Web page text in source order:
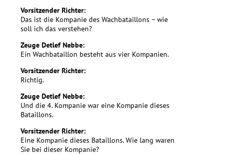
Vorsitzender Richter:
Das ist die Kompanie des Wachbataillons – wie
soll ich das verstehen?
Zeuge Detlef Nebbe:
Ein Wachbataillon besteht aus vier Kompanien.
Vorsitzender Richter:
Richtig.
Zeuge Detlef Nebbe:
Und die 4. Kompanie war eine Kompanie dieses
Bataillons.
Vorsitzender Richter:
Eine Kompanie dieses Bataillons. Wie lang waren
Sie bei dieser Kompanie?